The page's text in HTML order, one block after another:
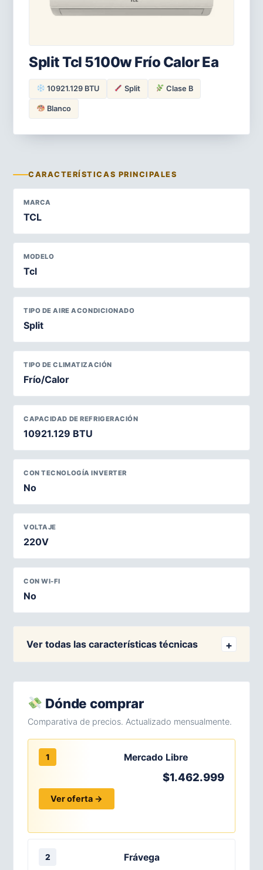
Split Tcl 5100w Frío Calor Ea
10921.129 BTU Split Clase B
Blanco
CARACTERÍSTICAS PRINCIPALES
MARCA
TCL
MODELO
Tcl
TIPO DE AIRE ACONDICIONADO
Split
TIPO DE CLIMATIZACIÓN
Frío/Calor
CAPACIDAD DE REFRIGERACIÓN
10921.129 BTU
CON TECNOLOGÍA INVERTER
No
VOLTAJE
220V
CON WI-FI
No
Ver todas las características técnicas
Dónde comprar
Comparativa de precios. Actualizado mensualmente.
1 Mercado Libre
$1.462.999
Ver oferta →
2 Frávega